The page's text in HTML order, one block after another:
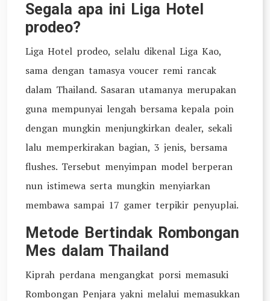
Segala apa ini Liga Hotel
prodeo?
Liga Hotel prodeo, selalu dikenal Liga Kao,
sama dengan tamasya voucer remi rancak
dalam Thailand. Sasaran utamanya merupakan
guna mempunyai lengah bersama kepala poin
dengan mungkin menjungkirkan dealer, sekali
lalu memperkirakan bagian, 3 jenis, bersama
flushes. Tersebut menyimpan model berperan
nun istimewa serta mungkin menyiarkan
membawa sampai 17 gamer terpikir penyuplai.
Metode Bertindak Rombongan
Mes dalam Thailand
Kiprah perdana mengangkat porsi memasuki
Rombongan Penjara yakni melalui memasukkan